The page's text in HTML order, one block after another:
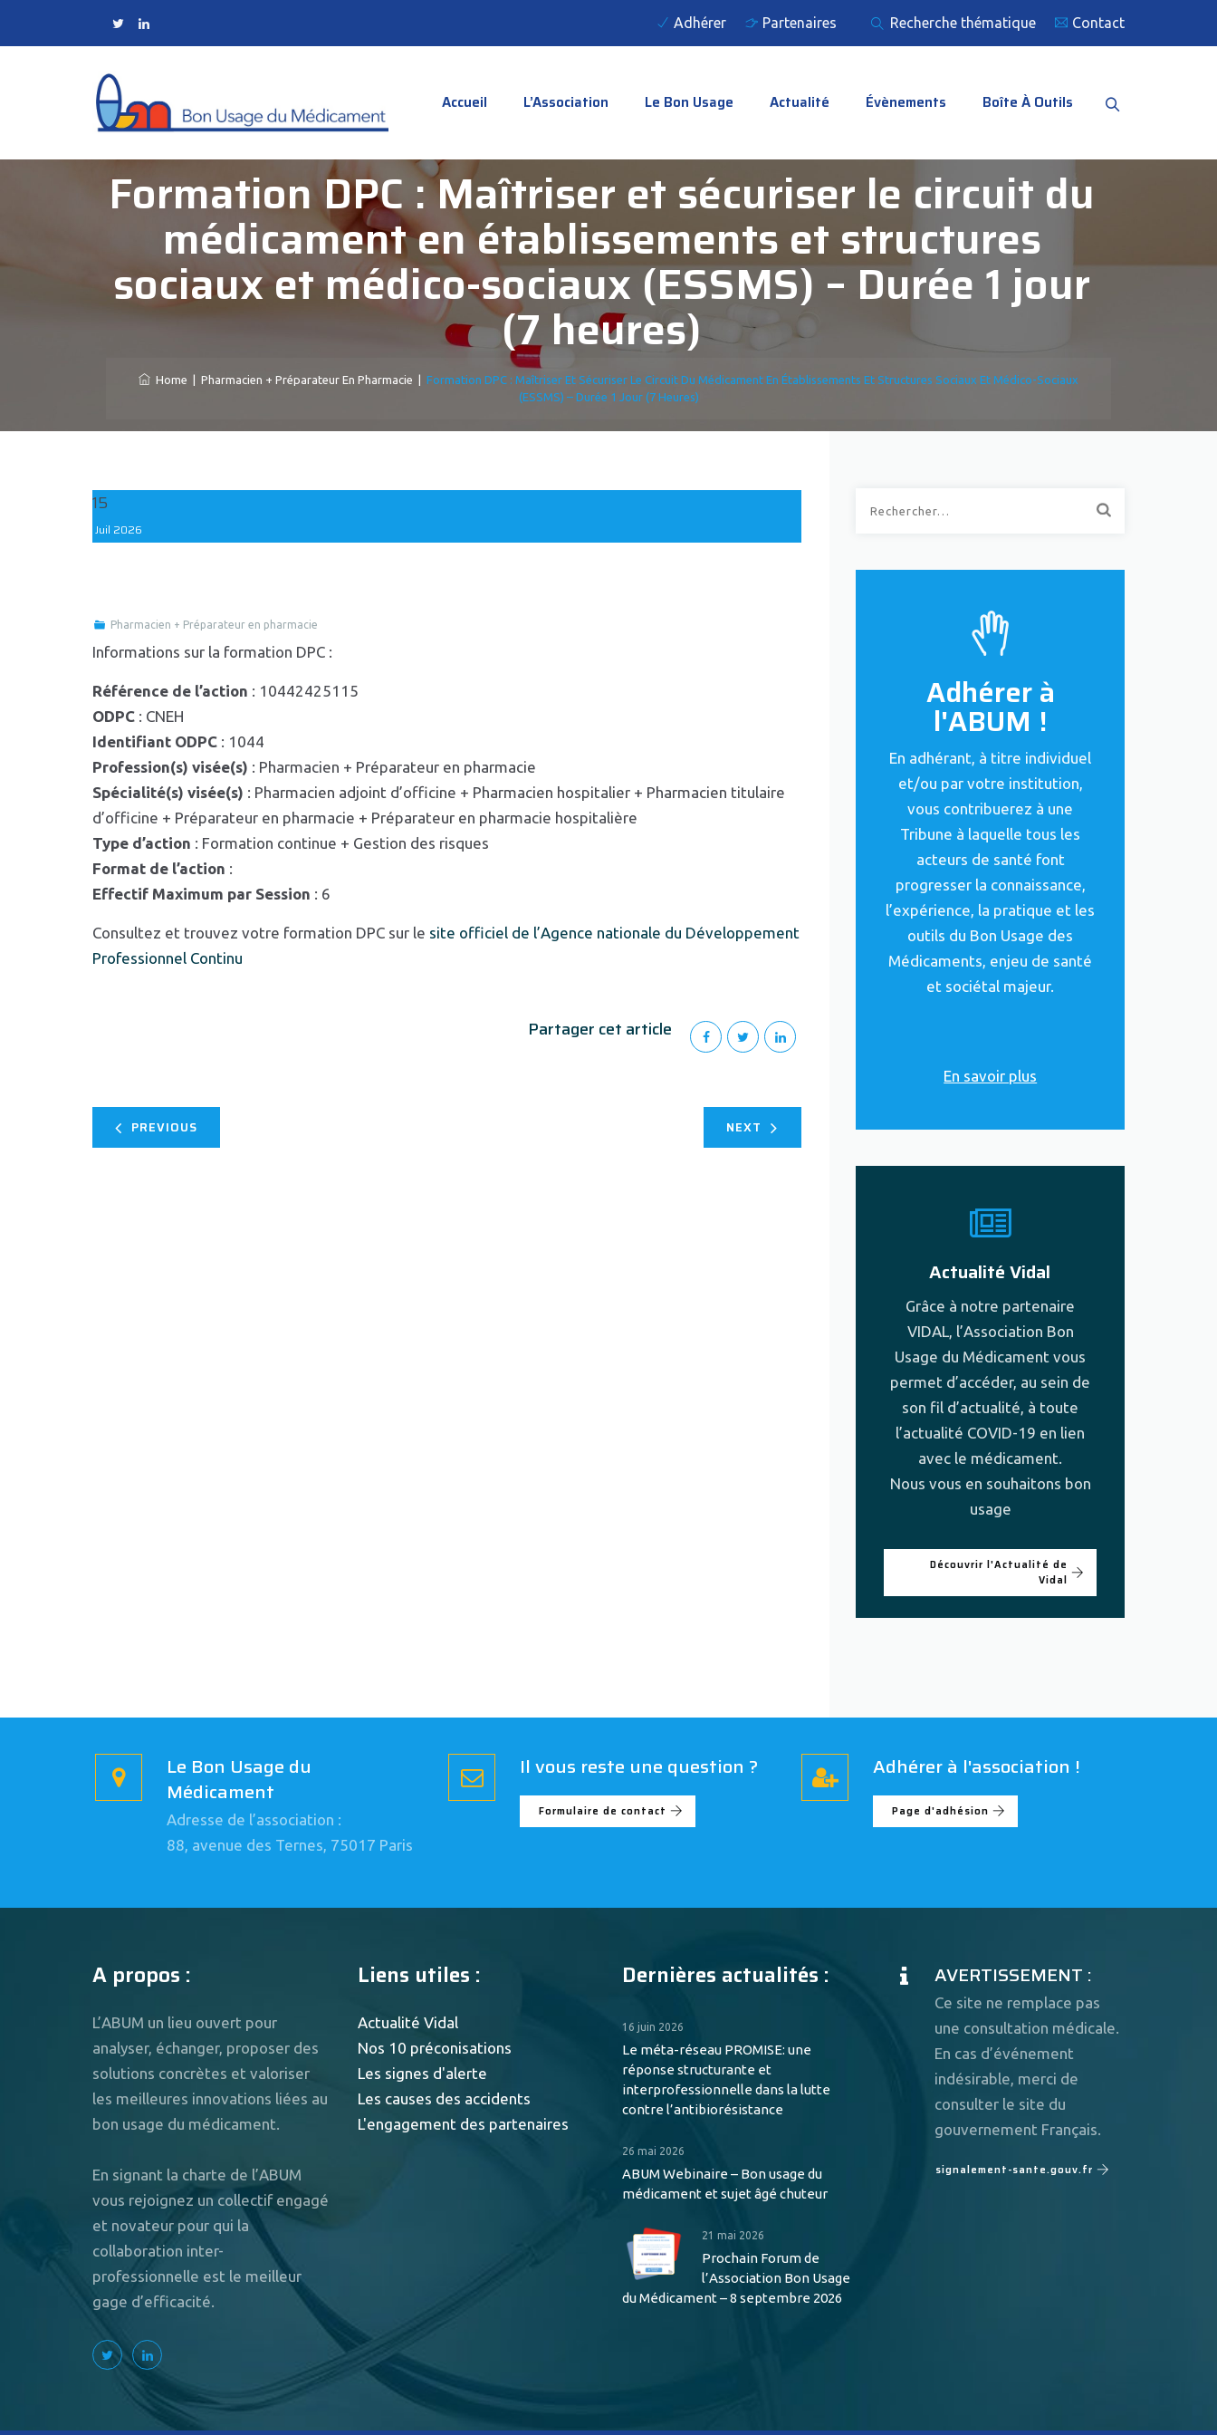
Adhérer Partenaires Recherche thématique Contact
Accueil L’Association Le Bon Usage Actualité Évènements Boîte À Outils
Formation DPC : Maîtriser et sécuriser le circuit du
médicament en établissements et structures
sociaux et médico-sociaux (ESSMS) – Durée 1 jour
(7 heures)
Home Pharmacien + Préparateur En Pharmacie
Formation DPC : Maîtriser Et Sécuriser Le Circuit Du Médicament En Établissements Et Structures Sociaux Et Médico-Sociaux
(ESSMS) – Durée 1 Jour (7 Heures)
15
Juil 2026
Pharmacien + Préparateur en pharmacie
Informations sur la formation DPC :
Référence de l’action : 10442425115
ODPC : CNEH
Identifiant ODPC : 1044
Profession(s) visée(s) : Pharmacien + Préparateur en pharmacie
Spécialité(s) visée(s) : Pharmacien adjoint d’officine + Pharmacien hospitalier + Pharmacien titulaire
d’officine + Préparateur en pharmacie + Préparateur en pharmacie hospitalière
Type d’action : Formation continue + Gestion des risques
Format de l’action :
Effectif Maximum par Session : 6
Consultez et trouvez votre formation DPC sur le site officiel de l’Agence nationale du Développement
Professionnel Continu
Partager cet article
PREVIOUS NEXT
Adhérer à
l'ABUM !
En adhérant, à titre individuel
et/ou par votre institution,
vous contribuerez à une
Tribune à laquelle tous les
acteurs de santé font
progresser la connaissance,
l’expérience, la pratique et les
outils du Bon Usage des
Médicaments, enjeu de santé
et sociétal majeur.
En savoir plus
Actualité Vidal
Grâce à notre partenaire
VIDAL, l’Association Bon
Usage du Médicament vous
permet d’accéder, au sein de
son fil d’actualité, à toute
l’actualité COVID-19 en lien
avec le médicament.
Nous vous en souhaitons bon
usage
Découvrir l'Actualité de
Vidal
Le Bon Usage du
Médicament
Adresse de l’association :
88, avenue des Ternes, 75017 Paris
Il vous reste une question ?
Formulaire de contact
Adhérer à l'association !
Page d'adhésion
A propos :
L’ABUM un lieu ouvert pour
analyser, échanger, proposer des
solutions concrètes et valoriser
les meilleures innovations liées au
bon usage du médicament.
En signant la charte de l’ABUM
vous rejoignez un collectif engagé
et novateur pour qui la
collaboration inter-
professionnelle est le meilleur
gage d’efficacité.
Liens utiles :
Actualité Vidal
Nos 10 préconisations
Les signes d'alerte
Les causes des accidents
L'engagement des partenaires
Dernières actualités :
16 juin 2026
Le méta-réseau PROMISE: une
réponse structurante et
interprofessionnelle dans la lutte
contre l’antibiorésistance
26 mai 2026
ABUM Webinaire – Bon usage du
médicament et sujet âgé chuteur
21 mai 2026
Prochain Forum de
l’Association Bon Usage
du Médicament – 8 septembre 2026
AVERTISSEMENT :
Ce site ne remplace pas
une consultation médicale.
En cas d’événement
indésirable, merci de
consulter le site du
gouvernement Français.
signalement-sante.gouv.fr